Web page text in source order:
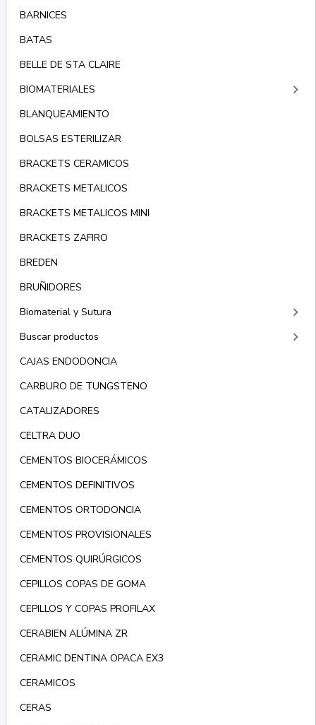
BARNICES
BATAS
BELLE DE STA CLAIRE
BIOMATERIALES
keyboard_arrow_right
BLANQUEAMIENTO
BOLSAS ESTERILIZAR
BRACKETS CERAMICOS
BRACKETS METALICOS
BRACKETS METALICOS MINI
BRACKETS ZAFIRO
BREDEN
BRUÑIDORES
Biomaterial y Sutura
keyboard_arrow_right
Buscar productos keyboard_arrow_right
CAJAS ENDODONCIA
CARBURO DE TUNGSTENO
CATALIZADORES
CELTRA DUO
CEMENTOS BIOCERÁMICOS
CEMENTOS DEFINITIVOS
CEMENTOS ORTODONCIA
CEMENTOS PROVISIONALES
CEMENTOS QUIRÚRGICOS
CEPILLOS COPAS DE GOMA
CEPILLOS Y COPAS PROFILAX
CERABIEN ALÚMINA ZR
CERAMIC DENTINA OPACA EX3
CERAMICOS
CERAS